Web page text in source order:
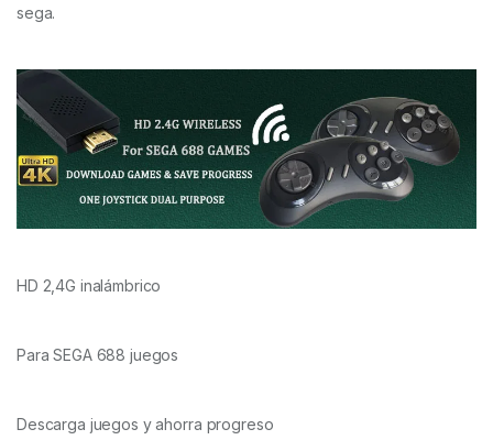
sega.
HD 2,4G inalámbrico
Para SEGA 688 juegos
Descarga juegos y ahorra progreso